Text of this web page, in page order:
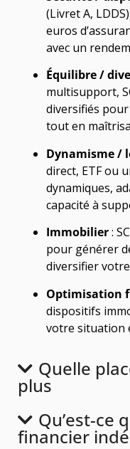
(Livret A,
euros
avec un
Équilibre /
multisupport,
diversifiés
tout en
Dynamisme /
direct, ETF ou
dynamiques,
capacité à
Immobilier:
pour générer
diversifier
Optimisation
dispositifs
votre situation
Quelle
plus
Qu’est-ce
financier